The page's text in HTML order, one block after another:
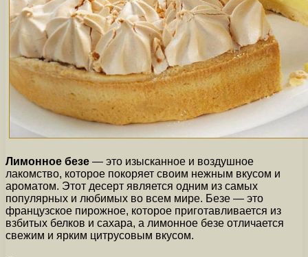
Лимонное безе — это изысканное и воздушное
лакомство, которое покоряет своим нежным вкусом и
ароматом. Этот десерт является одним из самых
популярных и любимых во всем мире. Безе — это
французское пирожное, которое приготавливается из
взбитых белков и сахара, а лимонное безе отличается
свежим и ярким цитрусовым вкусом.